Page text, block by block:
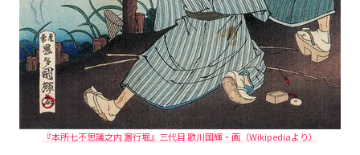
『本所七不思議之内 置行堀』三代目 歌川国輝・画（Wikipediaより）